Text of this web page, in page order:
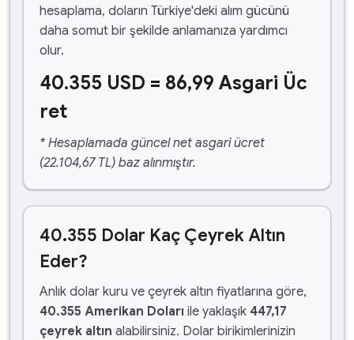
hesaplama, doların Türkiye'deki alım gücünü
daha somut bir şekilde anlamanıza yardımcı
olur.
40.355 USD = 86,99 Asgari Üc
ret
* Hesaplamada güncel net asgari ücret
(22.104,67 TL) baz alınmıştır.
40.355 Dolar Kaç Çeyrek Altın
Eder?
Anlık dolar kuru ve çeyrek altın fiyatlarına göre,
40.355 Amerikan Doları ile yaklaşık 447,17
çeyrek altın alabilirsiniz. Dolar birikimlerinizin